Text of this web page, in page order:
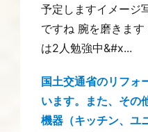
予定しますイメージ
ですね 腕を磨きま
は2人勉強中&#x...
国土交通省のリフォ
います。また、その
機器（キッチン、ユ